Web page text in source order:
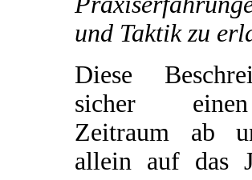
und Taktik zu
Diese
sicher
Zeitraum ab
allein auf das